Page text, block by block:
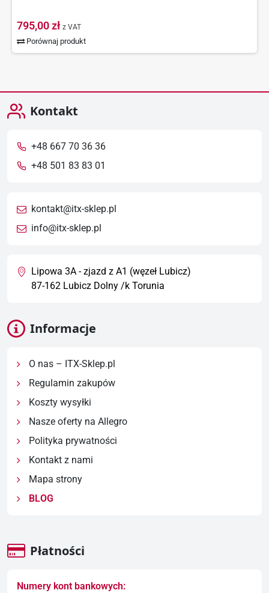
795,00 zł z VAT
Porównaj produkt
Kontakt
+48 667 70 36 36
+48 501 83 83 01
kontakt@itx-sklep.pl
info@itx-sklep.pl
Lipowa 3A - zjazd z A1 (węzeł Lubicz)
87-162 Lubicz Dolny /k Torunia
Informacje
O nas – ITX-Sklep.pl
Regulamin zakupów
Koszty wysyłki
Nasze oferty na Allegro
Polityka prywatności
Kontakt z nami
Mapa strony
BLOG
Płatności
Numery kont bankowych: